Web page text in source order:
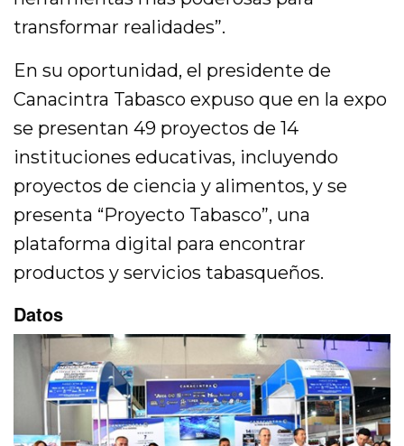
transformar realidades”.
En su oportunidad, el presidente de
Canacintra Tabasco expuso que en la expo
se presentan 49 proyectos de 14
instituciones educativas, incluyendo
proyectos de ciencia y alimentos, y se
presenta “Proyecto Tabasco”, una
plataforma digital para encontrar
productos y servicios tabasqueños.
Datos